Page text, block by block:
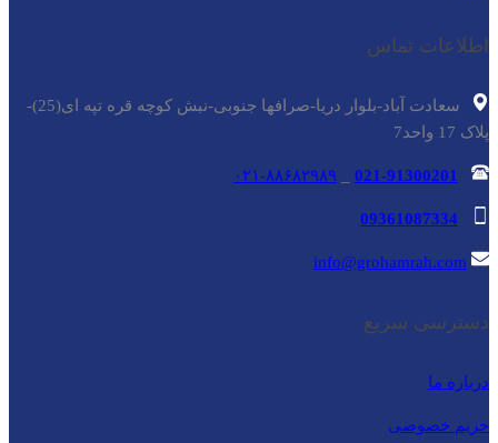
اطلاعات تماس
سعادت آباد-بلوار دریا-صرافها جنوبی-نبش کوچه قره تپه ای(25)-
پلاک 17 واحد7
021-91300201 ۰۲۱-۸۸۶۸۲۹۸۹
09361087334
info@grohamrah.com
دسترسی سریع
درباره ما
حریم خصوصی